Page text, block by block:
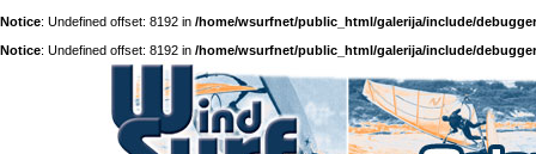
Notice: Undefined offset: 8192 in /home/wsurfnet/public_html/galerija/include/
Notice: Undefined offset: 8192 in /home/wsurfnet/public_html/galerija/include/